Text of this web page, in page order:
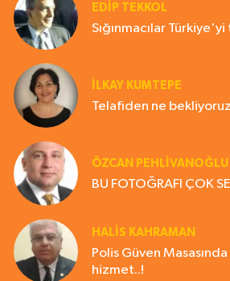
EDIP TEKKOL
Sığınmacılar
İLKAY KUMTEPE
Telafiden ne
ÖZCAN PEHLİVANOĞLU
BU FOTOĞRAFI ÇOK
HALIS KAHRAMAN
Polis Güven
hizmet..!